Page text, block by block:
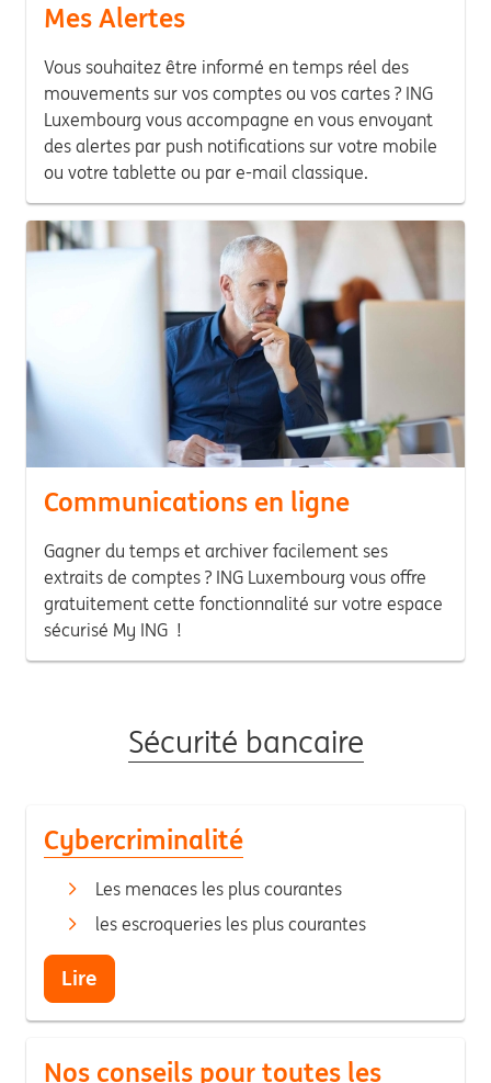
Mes Alertes
Vous souhaitez être informé en temps réel des
mouvements sur vos comptes ou vos cartes ? ING
Luxembourg vous accompagne en vous envoyant
des alertes par push notifications sur votre mobile
ou votre tablette ou par e-mail classique.
Communications en ligne
Gagner du temps et archiver facilement ses
extraits de comptes ? ING Luxembourg vous offre
gratuitement cette fonctionnalité sur votre espace
sécurisé My ING !
Sécurité bancaire
Cybercriminalité
Les menaces les plus courantes
les escroqueries les plus courantes
Lire
Nos conseils pour toutes les